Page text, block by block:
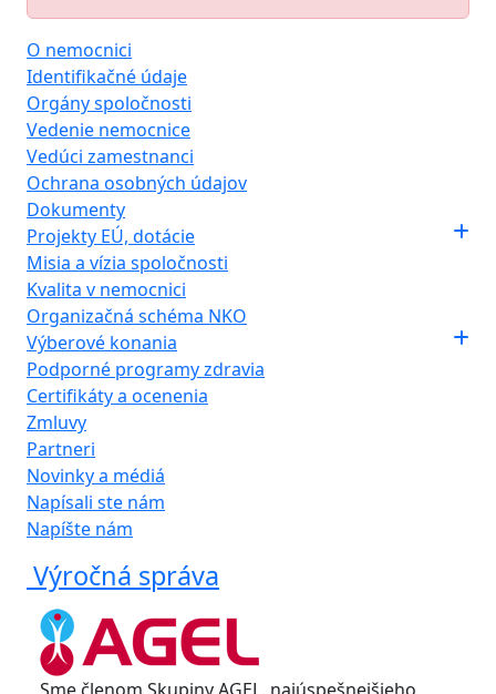
O nemocnici
Identifikačné údaje
Orgány spoločnosti
Vedenie nemocnice
Vedúci zamestnanci
Ochrana osobných údajov
Dokumenty
Projekty EÚ, dotácie
Misia a vízia spoločnosti
Kvalita v nemocnici
Organizačná schéma NKO
Výberové konania
Podporné programy zdravia
Certifikáty a ocenenia
Zmluvy
Partneri
Novinky a médiá
Napísali ste nám
Napíšte nám
Výročná správa